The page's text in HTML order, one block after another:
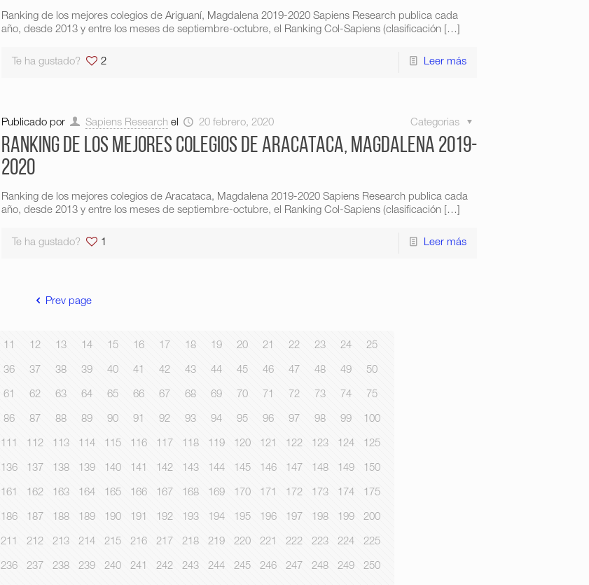
Ranking de los mejores colegios de Ariguaní, Magdalena 2019-2020 Sapiens Research publica cada
año, desde 2013 y entre los meses de septiembre-octubre, el Ranking Col-Sapiens (clasificación[…]
Te ha gustado? 2 Leer más
Publicado por Sapiens Research el 20 febrero, 2020 Categorias
Ranking de los mejores colegios de Aracataca, Magdalena 2019-
2020
Ranking de los mejores colegios de Aracataca, Magdalena 2019-2020 Sapiens Research publica cada
año, desde 2013 y entre los meses de septiembre-octubre, el Ranking Col-Sapiens (clasificación[…]
Te ha gustado? 1 Leer más
Prev page
11 12 13 14 15 16 17 18 19 20 21 22 23 24 25
36 37 38 39 40 41 42 43 44 45 46 47 48 49 50
61 62 63 64 65 66 67 68 69 70 71 72 73 74 75
86 87 88 89 90 91 92 93 94 95 96 97 98 99 100
111 112 113 114 115 116 117 118 119 120 121 122 123 124 125
136 137 138 139 140 141 142 143 144 145 146 147 148 149 150
161 162 163 164 165 166 167 168 169 170 171 172 173 174 175
186 187 188 189 190 191 192 193 194 195 196 197 198 199 200
211 212 213 214 215 216 217 218 219 220 221 222 223 224 225
236 237 238 239 240 241 242 243 244 245 246 247 248 249 250